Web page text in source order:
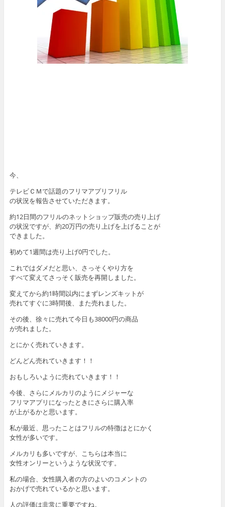
今、
テレビＣＭで話題のフリマアプリフリル
の状況を報告させていただきます。
約12日間のフリルのネットショップ販売の売り上げ
の状況ですが、約20万円の売り上げを上げることが
できました。
初めて1週間は売り上げ0円でした。
これではダメだと思い、さっそくやり方を
すべて変えてさっそく販売を再開しました。
変えてから約1時間以内にまずレンズキットが
売れてすぐに3時間後、また売れました。
その後、徐々に売れて今日も38000円の商品
が売れました。
とにかく売れていきます。
どんどん売れていきます！！
おもしろいように売れていきます！！
今後、さらにメルカリのようにメジャーな
フリマアプリになったときにさらに購入率
が上がるかと思います。
私が最近、思ったことはフリルの特徴はとにかく
女性が多いです。
メルカリも多いですが、こちらは本当に
女性オンリーというような状況です。
私の場合、女性購入者の方のよいのコメントの
おかげで売れているかと思います。
人の評価は非常に重要ですね。